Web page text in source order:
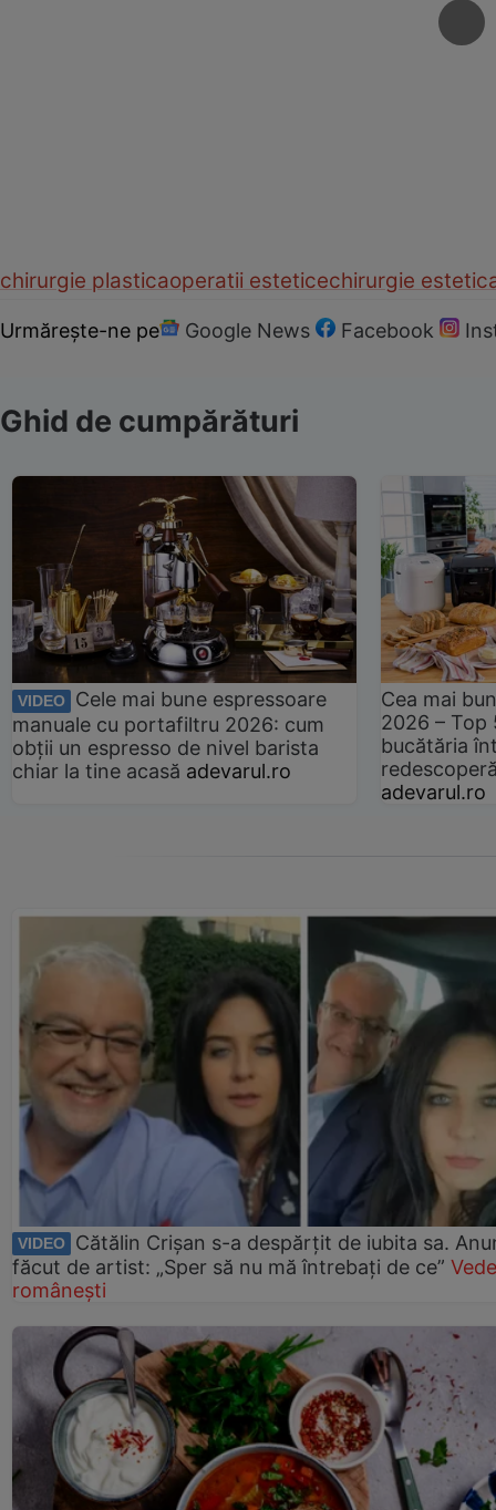
chirurgie plasticaoperatii esteticechirurgie
Urmărește-ne pe Google News Facebook
Ghid de cumpărături
VIDEO
Cele mai bune espressoare
manuale cu portafiltru 2026: cum
obții un espresso de nivel barista
chiar la tine acasă adevarul.ro
Cea mai
2026 –
bucătăria
adevarul.ro
VIDEO
Cătălin Crișan s-a despărțit de iubita sa.
făcut de artist: „Sper să nu mă întrebați de ce”
românești